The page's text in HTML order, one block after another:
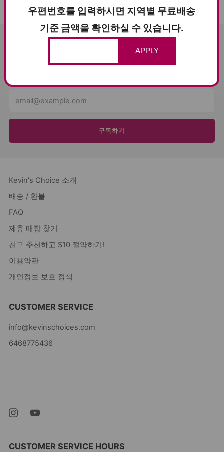
SUBSCRIBE AND SAVE $5
구독하기
Kevin's Choice 소개
배송 / 환불
FAQ
제휴 매장 찾기
친구 추천하고 $10 절약하기!
이용약관
개인정보 보호 정책
CUSTOMER SERVICE
info@kevinschoices.com
6468775436
CUSTOMER SERVICE HOURS
우편번호를 입력하시면 지역별 무료배송
기준 금액을 확인하실 수 있습니다.
APPLY